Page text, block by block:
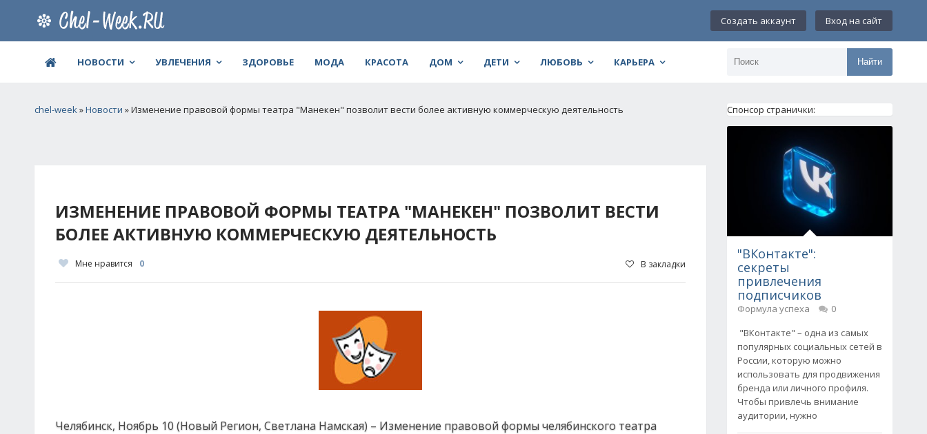
Создать аккаунт Вход на сайт
НОВОСТИ УВЛЕЧЕНИЯ ЗДОРОВЬЕ МОДА КРАСОТА ДОМ ДЕТИ ЛЮБОВЬ КАРЬЕРА Найти
chel-week»Новости » Изменение правовой формы театра "Манекен" позволит вести более активную коммерческую деятельность
ИЗМЕНЕНИЕ ПРАВОВОЙ ФОРМЫ ТЕАТРА "МАНЕКЕН" ПОЗВОЛИТ ВЕСТИ
БОЛЕЕ АКТИВНУЮ КОММЕРЧЕСКУЮ ДЕЯТЕЛЬНОСТЬ
Мне нравится 0 В закладки
Челябинск, Ноябрь 10 (Новый Регион, Светлана Намская) – Изменение правовой формы челябинского театра
Спонсор странички:
"ВКонтакте":
секреты
привлечения
подписчиков
Формула успеха
0
"ВКонтакте" – одна из самых
популярных социальных сетей в
России, которую можно
использовать для продвижения
бренда или личного профиля.
Чтобы привлечь внимание
аудитории, нужно